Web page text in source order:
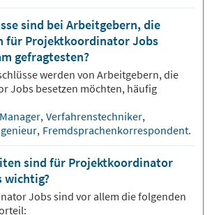
sind bei Arbeitgebern, die
für Projektkoordinator Jobs
gefragtesten?
werden von Arbeitgebern, die
Jobs besetzen möchten, häufig
, Verfahrenstechniker,
, Fremdsprachenkorrespondent.
sind für Projektkoordinator
wichtig?
Jobs sind vor allem die folgenden